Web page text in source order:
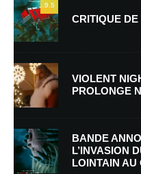
Nom*
E-mail *
Enregistrer mon nom, mon
9.5
CRITIQUE
VIOLENT
PROLONGE
BANDE
L’INVASION
LOINTAIN AU